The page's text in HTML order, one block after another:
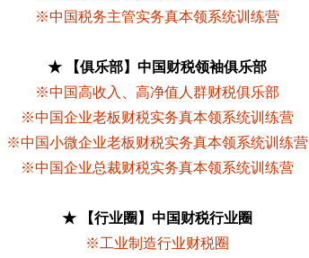
※中国税务主管实务真本领系统训练营
★ 【俱乐部】中国财税领袖俱乐部
※中国高收入、高净值人群财税俱乐部
※中国企业老板财税实务真本领系统训练营
※中国小微企业老板财税实务真本领系统训练营
※中国企业总裁财税实务真本领系统训练营
★ 【行业圈】中国财税行业圈
※工业制造行业财税圈